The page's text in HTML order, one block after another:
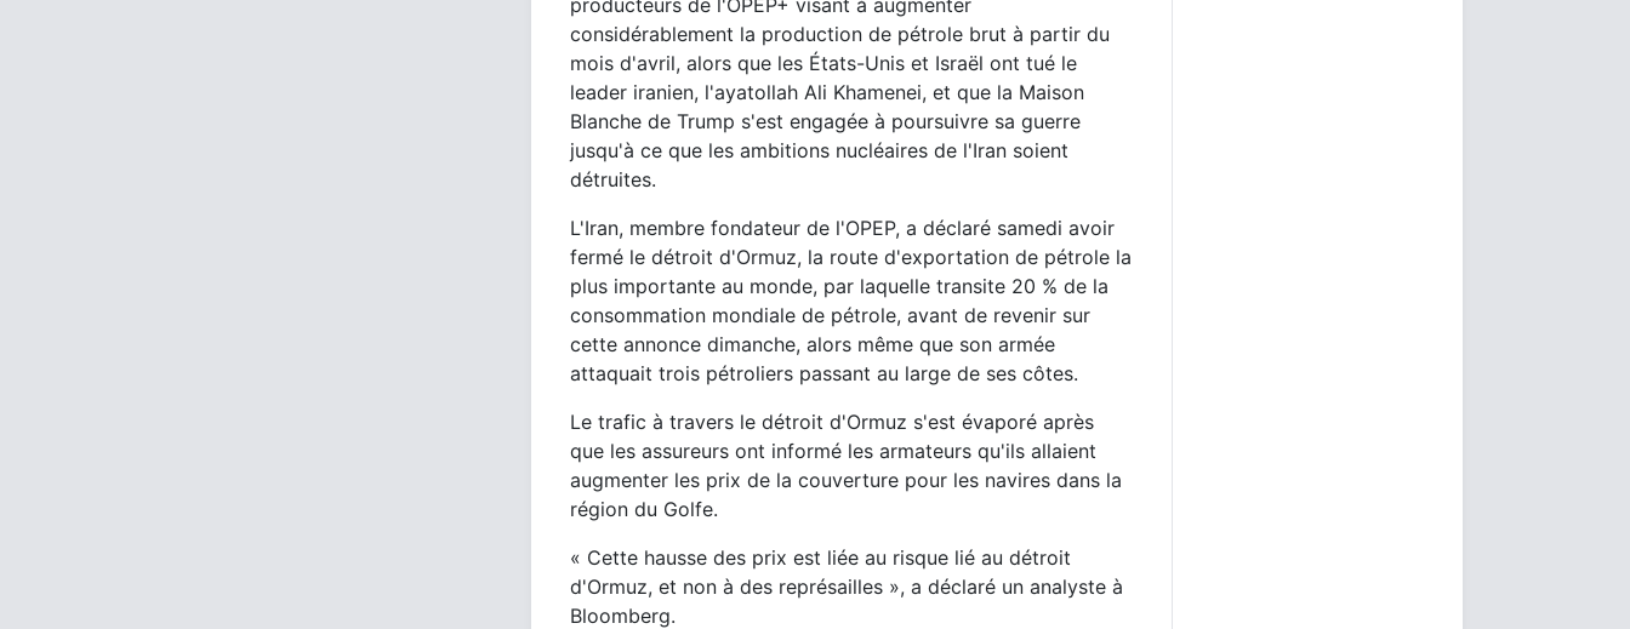
considérablement la production de pétrole brut à partir du
mois d'avril, alors que les États-Unis et Israël ont tué le
leader iranien, l'ayatollah Ali Khamenei, et que la Maison
Blanche de Trump s'est engagée à poursuivre sa guerre
jusqu'à ce que les ambitions nucléaires de l'Iran soient
détruites.
L'Iran, membre fondateur de l'OPEP, a déclaré samedi avoir
fermé le détroit d'Ormuz, la route d'exportation de pétrole la
plus importante au monde, par laquelle transite 20 % de la
consommation mondiale de pétrole, avant de revenir sur
cette annonce dimanche, alors même que son armée
attaquait trois pétroliers passant au large de ses côtes.
Le trafic à travers le détroit d'Ormuz s'est évaporé après
que les assureurs ont informé les armateurs qu'ils allaient
augmenter les prix de la couverture pour les navires dans la
région du Golfe.
« Cette hausse des prix est liée au risque lié au détroit
d'Ormuz, et non à des représailles », a déclaré un analyste à
Bloomberg.